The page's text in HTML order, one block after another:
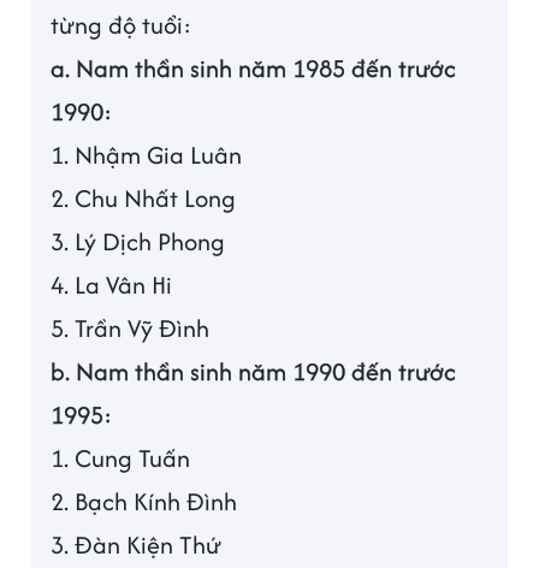
từng độ tuổi:
a. Nam thần sinh năm 1985 đến trước
1990:
1. Nhậm Gia Luân
2. Chu Nhất Long
3. Lý Dịch Phong
4. La Vân Hi
5. Trần Vỹ Đình
b. Nam thần sinh năm 1990 đến trước
1995:
1. Cung Tuấn
2. Bạch Kính Đình
3. Đàn Kiện Thứ